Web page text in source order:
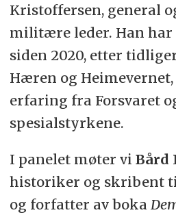
Kristoffersen, general
militære leder. Han
siden 2020, etter
Hæren og
erfaring fra Forsvaret
spesialstyrkene.
I panelet møter vi Bård
historiker og skribent
og forfatter av boka